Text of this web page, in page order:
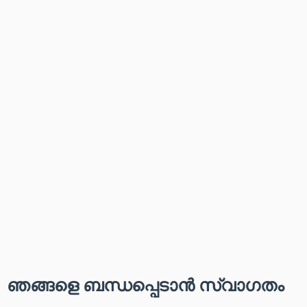
ഞങ്ങളെ ബന്ധപ്പെടാൻ സ്വാഗതം